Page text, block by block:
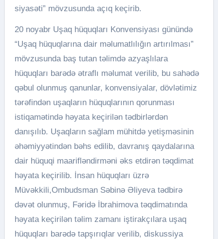
siyasəti” mövzusunda açıq keçirib.
20 noyabr Uşaq hüquqları Konvensiyası günündə
“Uşaq hüquqlarına dair məlumatlılığın artırılması”
mövzusunda baş tutan təlimdə azyaşlılara
hüquqları barədə ətraflı məlumat verilib, bu sahədə
qəbul olunmuş qanunlar, konvensiyalar, dövlətimiz
tərəfindən uşaqların hüquqlarının qorunması
istiqamətində həyata keçirilən tədbirlərdən
danışılıb. Uşaqların sağlam mühitdə yetişməsinin
əhəmiyyətindən bəhs edilib, davranış qaydalarına
dair hüquqi maarifləndirməni əks etdirən təqdimat
həyata keçirilib. İnsan hüquqları üzrə
Müvəkkili,Ombudsman Səbinə Əliyeva tədbirə
dəvət olunmuş, Fəridə İbrahimova təqdimatında
həyata keçirilən təlim zamanı iştirakçılara uşaq
hüquqları barədə tapşırıqlar verilib, diskussiya